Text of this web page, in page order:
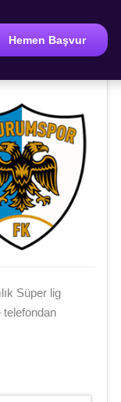
Hemen Başvur
Süper lig
telefondan